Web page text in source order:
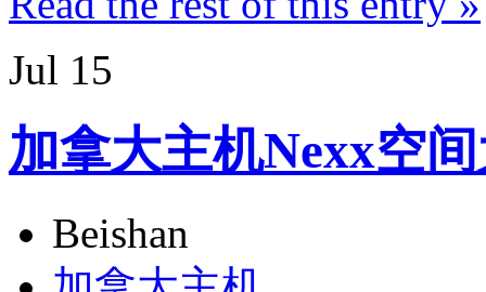
Jul 15
加拿大主机Nexx空
Beishan